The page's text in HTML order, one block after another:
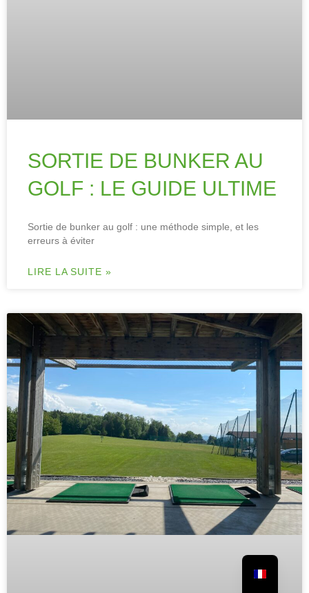
SORTIE DE BUNKER AU
GOLF : LE GUIDE ULTIME
Sortie de bunker au golf : une méthode simple, et les
erreurs à éviter
LIRE LA SUITE »